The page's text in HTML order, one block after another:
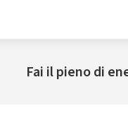
Fai il pieno di